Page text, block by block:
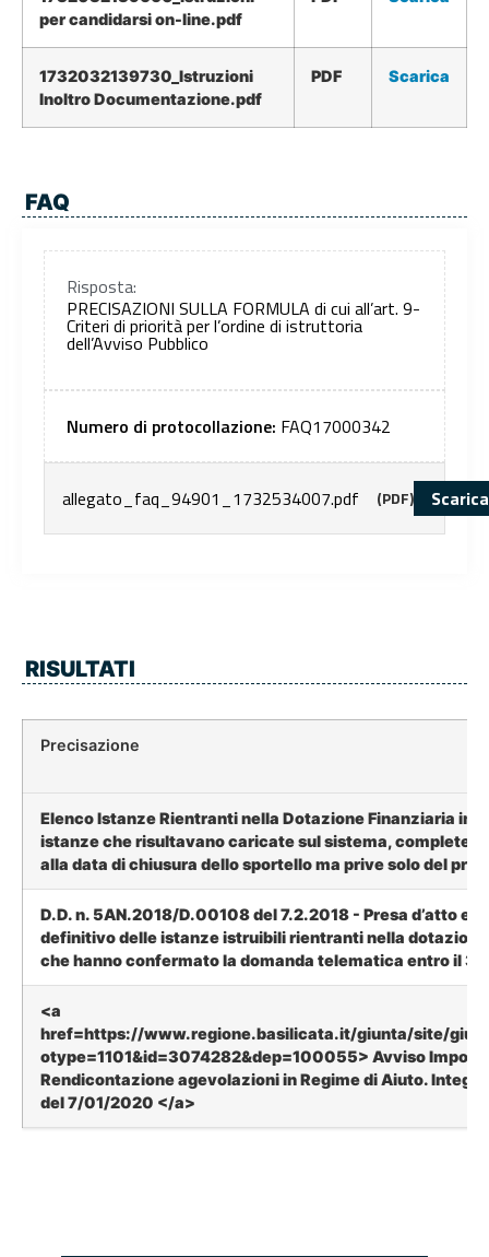
per candidarsi on-line.pdf
1732032139730_Istruzioni
Inoltro Documentazione.pdf
PDF Scarica
FAQ
Risposta:
PRECISAZIONI SULLA FORMULA di cui all’art. 9-
Criteri di priorità per l’ordine di istruttoria
dell’Avviso Pubblico
Numero di protocollazione: FAQ17000342
allegato_faq_94901_1732534007.pdf (PDF) Scarica
RISULTATI
Precisazione
Elenco Istanze Rientranti nella Dotazione Finanziaria
istanze che risultavano caricate sul sistema, complete
alla data di chiusura dello sportello ma prive solo del
D.D. n. 5AN.2018/D.00108 del 7.2.2018 - Presa d’atto
definitivo delle istanze istruibili rientranti nella
che hanno confermato la domanda telematica entro il
<a
href=https://www.regione.basilicata.it/giunta/site/
otype=1101&id=3074282&dep=100055> Avviso
Rendicontazione agevolazioni in Regime di Aiuto.
del 7/01/2020 </a>